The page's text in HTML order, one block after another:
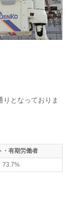
となっておりま
・有期労働者
73.7%